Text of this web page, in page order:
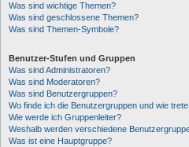
Was sind wichtige Themen?
Was sind geschlossene Themen?
Was sind Themen-Symbole?
Benutzer-Stufen und Gruppen
Was sind Administratoren?
Was sind Moderatoren?
Was sind Benutzergruppen?
Wo finde ich die Benutzergruppen und wie
Wie werde ich Gruppenleiter?
Weshalb werden verschiedene
Was ist eine Hauptgruppe?